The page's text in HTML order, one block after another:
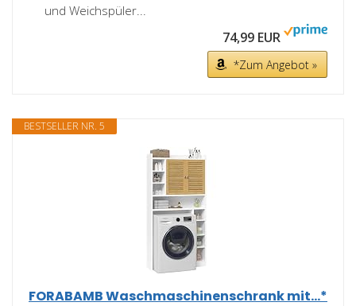
und Weichspüler...
74,99 EUR
*Zum Angebot »
BESTSELLER NR. 5
FORABAMB Waschmaschinenschrank mit...*